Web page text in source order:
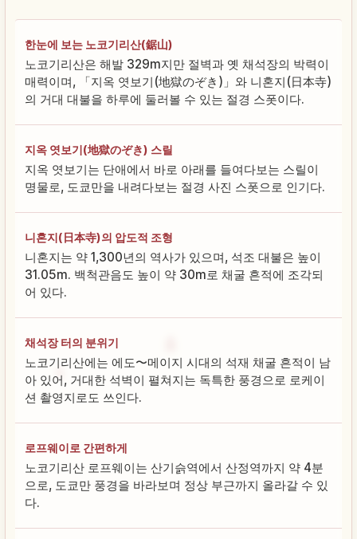
한눈에 보는 노코기리산(鋸山)
노코기리산은 해발 329m지만 절벽과 옛 채석장의 박력이
매력이며, 「지옥 엿보기(地獄のぞき)」와 니혼지(日本寺)
의 거대 대불을 하루에 둘러볼 수 있는 절경 스폿이다.
지옥 엿보기(地獄のぞき) 스릴
지옥 엿보기는 단애에서 바로 아래를 들여다보는 스릴이
명물로, 도쿄만을 내려다보는 절경 사진 스폿으로 인기다.
니혼지(日本寺)의 압도적 조형
니혼지는 약 1,300년의 역사가 있으며, 석조 대불은 높이
31.05m. 백척관음도 높이 약 30m로 채굴 흔적에 조각되
어 있다.
채석장 터의 분위기
노코기리산에는 에도〜메이지 시대의 석재 채굴 흔적이 남
아 있어, 거대한 석벽이 펼쳐지는 독특한 풍경으로 로케이
션 촬영지로도 쓰인다.
로프웨이로 간편하게
노코기리산 로프웨이는 산기슭역에서 산정역까지 약 4분
으로, 도쿄만 풍경을 바라보며 정상 부근까지 올라갈 수 있
다.